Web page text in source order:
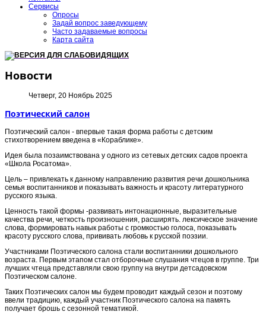
Сервисы
Опросы
Задай вопрос заведующему
Часто задаваемые вопросы
Карта сайта
ВЕРСИЯ ДЛЯ СЛАБОВИДЯЩИХ
Новости
Четверг, 20 Ноябрь 2025
Поэтический салон
Поэтический салон - впервые такая форма работы с детским
стихотворением введена в «Кораблике».
Идея была позаимствована у одного из сетевых детских садов проекта
«Школа Росатома».
Цель – привлекать к данному направлению развития речи дошкольника
семья воспитанников и показывать важность и красоту литературного
русского языка.
Ценность такой формы -развивать интонационные, выразительные
качества речи, четкость произношения, расширять. лексическое значение
слова, формировать навык работы с громкостью голоса, показывать
красоту русского слова, прививать любовь к русской поэзии.
Участниками Поэтического салона стали воспитанники дошкольного
возраста. Первым этапом стал отборочные слушания чтецов в группе. Три
лучших чтеца представляли свою группу на внутри детсадовском
Поэтическом салоне.
Таких Поэтических салон мы будем проводит каждый сезон и поэтому
ввели традицию, каждый участник Поэтического салона на память
получает брошь с сезонной тематикой.